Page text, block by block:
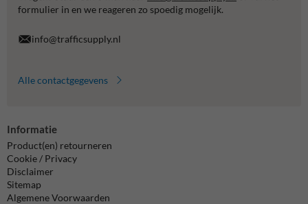
formulier in en we reageren zo spoedig mogelijk.
info@trafficsupply.nl
Alle contactgegevens
Informatie
Product(en) retourneren
Cookie / Privacy
Disclaimer
Sitemap
Algemene Voorwaarden